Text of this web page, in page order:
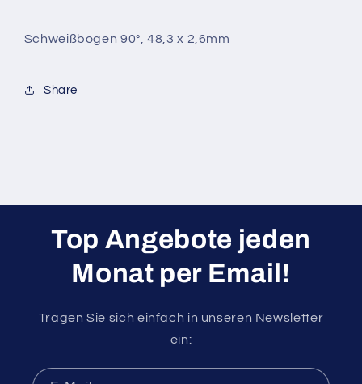
Schweißbogen 90°, 48,3 x 2,6mm
Share
Top Angebote jeden
Monat per Email!
Tragen Sie sich einfach in unseren Newsletter
ein: